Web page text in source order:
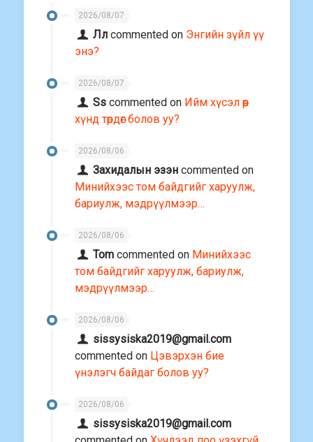
2026/08/07
Лл commented on Энгийн зүйл үү
энэ?
2026/08/07
Ss commented on Ийм хүсэл өөр
хүнд төрдөг болов уу?
2026/08/06
Захидалын эзэн commented on
Минийхээс том байдгийг харуулж,
бариулж, мэдрүүлмээр…
2026/08/06
Tom commented on Минийхээс
том байдгийг харуулж, бариулж,
мэдрүүлмээр…
2026/08/06
sissysiska2019@gmail.com
commented on Цэвэрхэн бие
үнэлэгч байдаг болов уу?
2026/08/06
sissysiska2019@gmail.com